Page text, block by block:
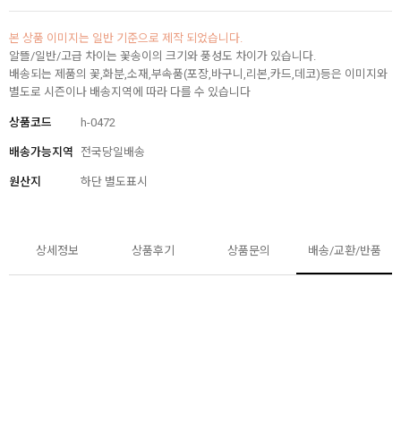
본 상품 이미지는 일반 기준으로 제작 되었습니다.
알뜰/일반/고급 차이는 꽃송이의 크기와 풍성도 차이가 있습니다.
배송되는 제품의 꽃,화분,소재,부속품(포장,바구니,리본,카드,데코)등은 이미지와
별도로 시즌이나 배송지역에 따라 다를 수 있습니다
상품코드 h-0472
배송가능지역 전국당일배송
원산지 하단 별도표시
상세정보 상품후기 상품문의 배송/교환/반품